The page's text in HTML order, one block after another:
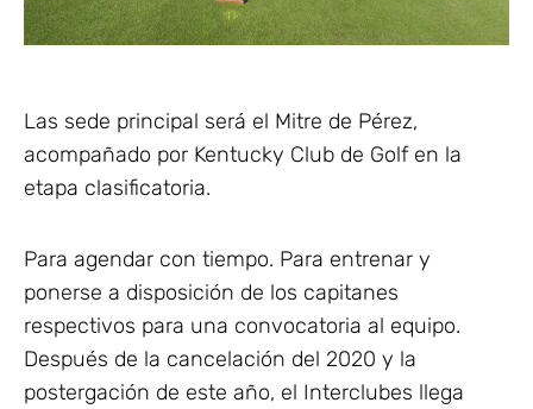
Las sede principal será el Mitre de Pérez,
acompañado por Kentucky Club de Golf en la
etapa clasificatoria.
Para agendar con tiempo. Para entrenar y
ponerse a disposición de los capitanes
respectivos para una convocatoria al equipo.
Después de la cancelación del 2020 y la
postergación de este año, el Interclubes llega